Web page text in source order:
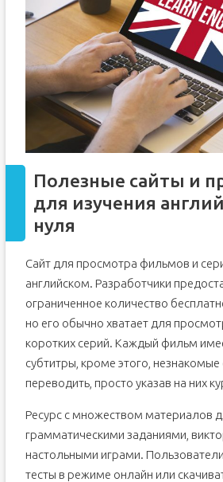
Полезные сайты и
для изучения
нуля
Сайт для просмотра фильмов и
английском. Разработчики
ограниченное количество
но его обычно хватает для
коротких серий. Каждый фильм
субтитры, кроме этого,
переводить, просто указав на них
Ресурс с множеством материалов
грамматическими заданиями,
настольными играми.
тесты в режиме онлайн или